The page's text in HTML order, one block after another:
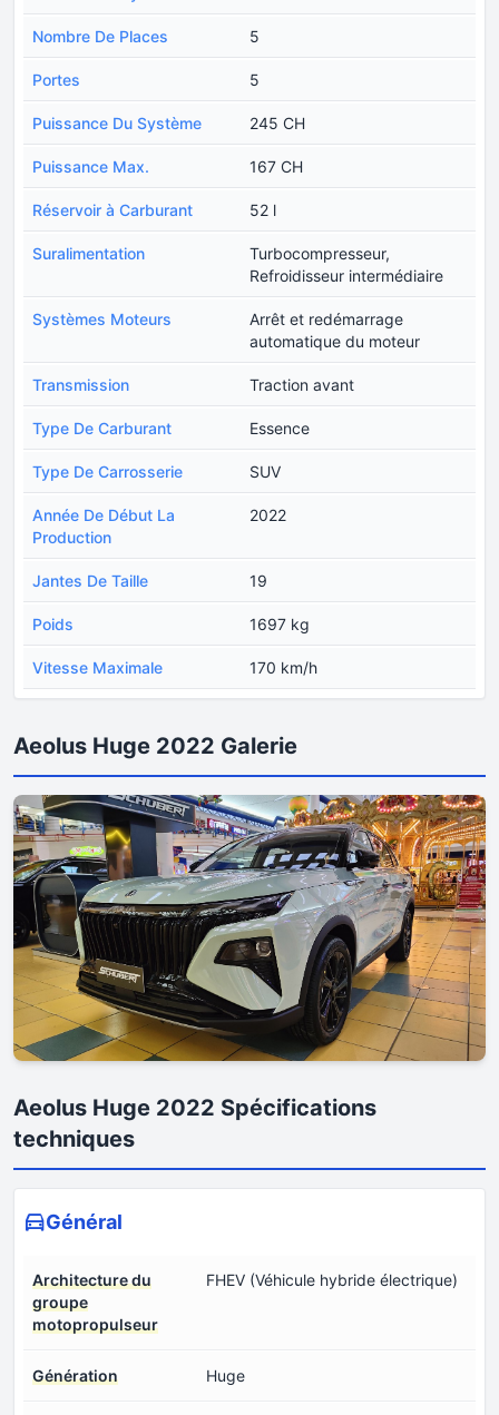
Nombre De Places 5
Portes 5
Puissance Du Système 245 CH
Puissance Max. 167 CH
Réservoir à Carburant 52 l
Suralimentation
Turbocompresseur,
Refroidisseur intermédiaire
Systèmes Moteurs
Arrêt et redémarrage
automatique du moteur
Transmission Traction avant
Type De Carburant Essence
Type De Carrosserie SUV
Année De Début La
Production
2022
Jantes De Taille 19
Poids 1697 kg
Vitesse Maximale 170 km/h
Aeolus Huge 2022 Galerie
Aeolus Huge 2022 Spécifications
techniques
Général
Architecture du
groupe
motopropulseur
FHEV (Véhicule hybride électrique)
Génération Huge